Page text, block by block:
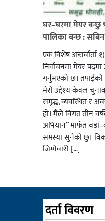
घर–घरमा मेयर बन्छु
पालिका बन्छ : सबिन
एक विशेष अन्तर्वार्ता
निर्वाचनमा मेयर
गर्नुभएको छ। तपाईंको
मेरो उद्देश्य केवल चुनाव
समृद्ध, व्यवस्थित र
हो। मैले विगत तीन
अभियान” मार्फत
समस्या सुनेको छु।
जिम्मेवारी […]
दर्ता विवरण